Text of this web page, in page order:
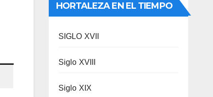
HORTALEZA EN EL TIEMPO
SIGLO XVII
Siglo XVIII
Siglo XIX